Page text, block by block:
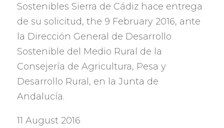
Sostenibles Sierra de Cádiz hace entrega
de su solicitud, the 9 February 2016, ante
la Dirección General de Desarrollo
Sostenible del Medio Rural de la
Consejería de Agricultura, Pesa y
Desarrollo Rural , en la Junta de
Andalucía.
11 August 2016